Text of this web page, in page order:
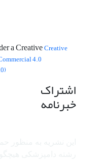
a CreativeCreative
4.0
اشتراک
خبرنامه